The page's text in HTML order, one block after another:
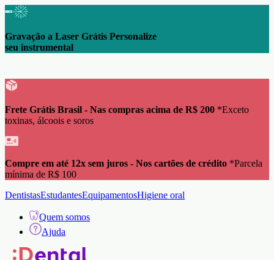
Gravação a Laser Grátis Personalize
seu instrumental
Frete Grátis Brasil - Nas compras acima de R$ 200 *Exceto
toxinas, álcoois e soros
Compre em até 12x sem juros - Nos cartões de crédito *Parcela
mínima de R$ 100
DentistasEstudantesEquipamentosHigiene oral
Quem somos
Ajuda